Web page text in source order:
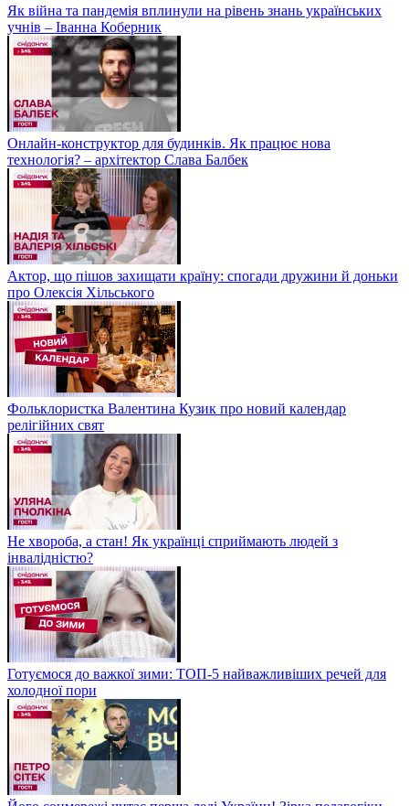
Як війна та пандемія вплинули на рівень знань українських
учнів – Іванна Коберник
Онлайн-конструктор для будинків. Як працює нова
технологія? – архітектор Слава Балбек
Актор, що пішов захищати країну: спогади дружини й доньки
про Олексія Хільського
Фольклористка Валентина Кузик про новий календар
релігійних свят
Не хвороба, а стан! Як українці сприймають людей з
інвалідністю?
Готуємося до важкої зими: ТОП-5 найважливіших речей для
холодної пори